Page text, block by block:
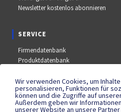
Newsletter kostenlos abonnieren
SERVICE
Firmendatenbank
Produktdatenbank
Aus- und Weiterbildungsdatenbank
Messe- und Kongressdatenbank
Wir verwenden Cookies, um
personalisieren, Funktionen für
können und die Zugriffe auf
Außerdem geben wir
unserer Website an unsere